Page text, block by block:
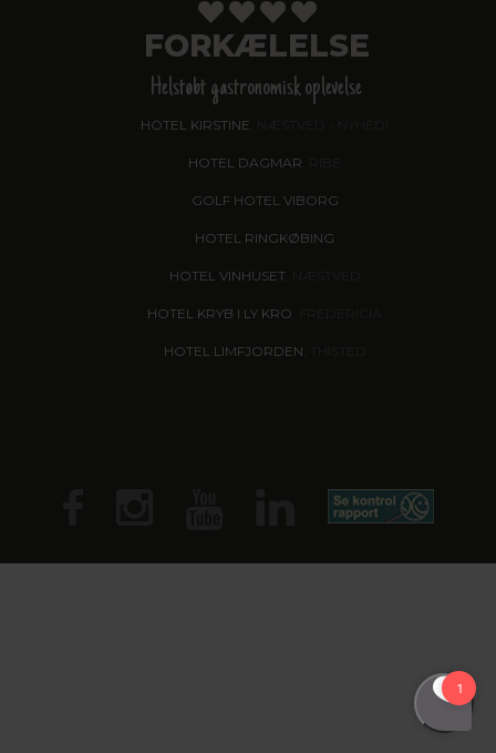
FORKÆLELSE
Helstøbt gastronomisk oplevelse
HOTEL KIRSTINE
HOTEL DAGMAR
GOLF HOTEL VIBORG
HOTEL RINGKØBING
HOTEL VINHUSET, NÆSTVED
HOTEL KRYB I LY KRO
HOTEL LIMFJORDEN